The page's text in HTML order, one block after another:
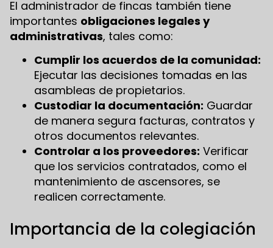
El administrador de fincas también tiene
importantes obligaciones legales y
administrativas, tales como:
Cumplir los acuerdos de la comunidad:
Ejecutar las decisiones tomadas en las
asambleas de propietarios.
Custodiar la documentación: Guardar
de manera segura facturas, contratos y
otros documentos relevantes.
Controlar a los proveedores: Verificar
que los servicios contratados, como el
mantenimiento de ascensores, se
realicen correctamente.
Importancia de la colegiación